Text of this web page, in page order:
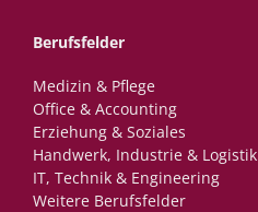
Berufsfelder
Medizin & Pflege
Office & Accounting
Erziehung & Soziales
Handwerk, Industrie & Logistik
IT, Technik & Engineering
Weitere Berufsfelder